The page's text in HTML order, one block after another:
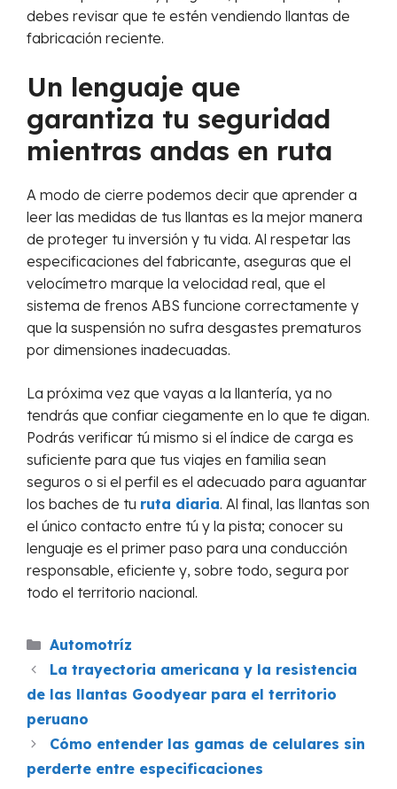
debes revisar que te estén vendiendo llantas de
fabricación reciente.
Un lenguaje que
garantiza tu seguridad
mientras andas en ruta
A modo de cierre podemos decir que aprender a
leer las medidas de tus llantas es la mejor manera
de proteger tu inversión y tu vida. Al respetar las
especificaciones del fabricante, aseguras que el
velocímetro marque la velocidad real, que el
sistema de frenos ABS funcione correctamente y
que la suspensión no sufra desgastes prematuros
por dimensiones inadecuadas.
La próxima vez que vayas a la llantería, ya no
tendrás que confiar ciegamente en lo que te digan.
Podrás verificar tú mismo si el índice de carga es
suficiente para que tus viajes en familia sean
seguros o si el perfil es el adecuado para aguantar
los baches de tu ruta diaria. Al final, las llantas son
el único contacto entre tú y la pista; conocer su
lenguaje es el primer paso para una conducción
responsable, eficiente y, sobre todo, segura por
todo el territorio nacional.
Categories
Automotríz
La trayectoria americana y la resistencia
de las llantas Goodyear para el territorio
peruano
Cómo entender las gamas de celulares sin
perderte entre especificaciones